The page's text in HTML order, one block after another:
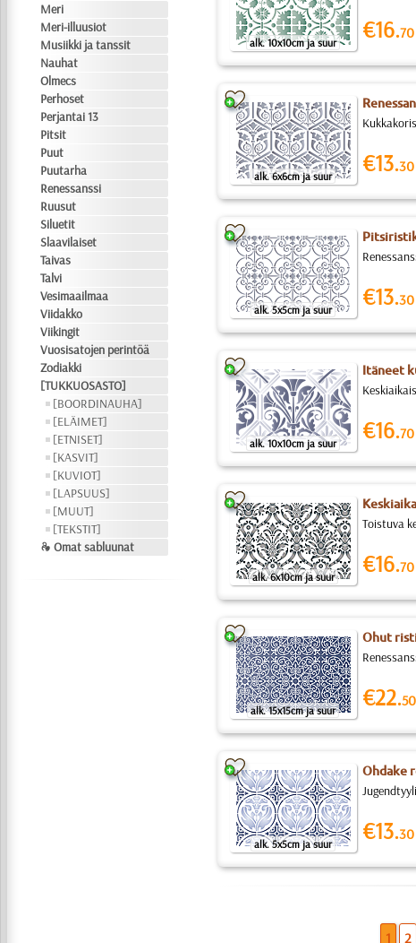
Meri
Meri-illuusiot
Musiikki ja tanssit
Nauhat
Olmecs
Perhoset
Perjantai 13
Pitsit
Puut
Puutarha
Renessanssi
Ruusut
Siluetit
Slaavilaiset
Taivas
Talvi
Vesimaailmaa
Viidakko
Viikingit
Vuosisatojen perintöä
Zodiakki
[TUKKUOSASTO]
[BOORDINAUHA]
[ELÄIMET]
[ETNISET]
[KASVIT]
[KUVIOT]
[LAPSUUS]
[MUUT]
[TEKSTIT]
❧ Omat sabluunat
alk. 10x10cm ja suur €16.70
alk. 6x6cm ja suur €13.30
alk. 5x5cm ja suur €13.30
alk. 10x10cm ja suur
Itäneet
€16.70
alk. 6x10cm ja suur
Toistuva
€16.70
alk. 15x15cm ja suur
Ohut
€22.50
alk. 5x5cm ja suur
Ohdake
€13.30
1 2